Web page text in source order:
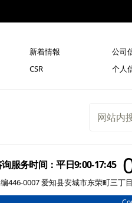
新着情報 公司
CSR
个人
询服务时间：平日9:00-17:45
446-0007 爱知县安城市东荣町三丁